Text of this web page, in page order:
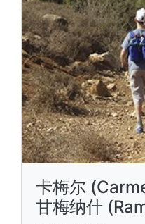
卡梅尔
甘梅纳什